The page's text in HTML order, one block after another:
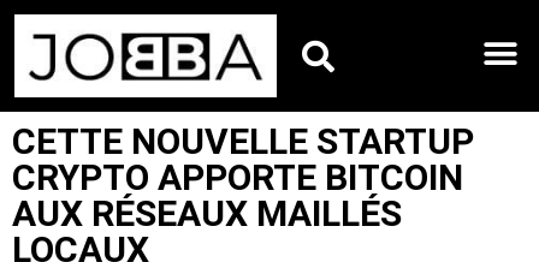
CETTE NOUVELLE STARTUP
CRYPTO APPORTE BITCOIN
AUX RÉSEAUX MAILLÉS
LOCAUX